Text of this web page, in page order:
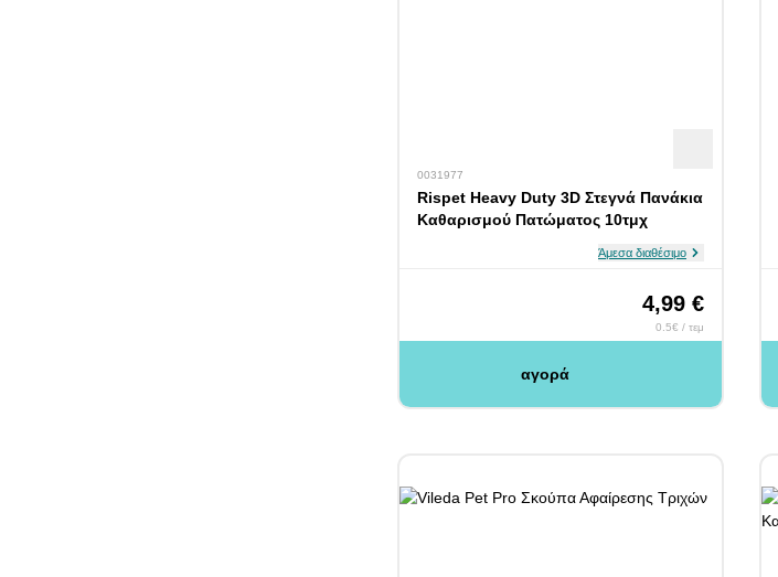
0031977
Rispet Heavy Duty 3D Στεγνά Πανάκια
Καθαρισμού Πατώματος 10τμχ
Άμεσα διαθέσιμο
4,99 €
0.5€ / τεμ
αγορά